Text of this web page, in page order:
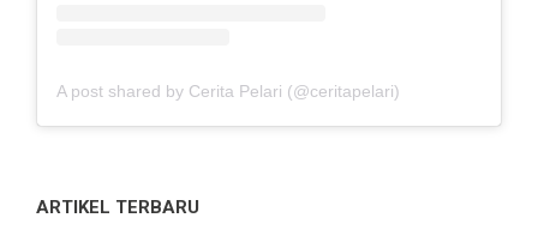
A post shared by Cerita Pelari (@ceritapelari)
ARTIKEL TERBARU